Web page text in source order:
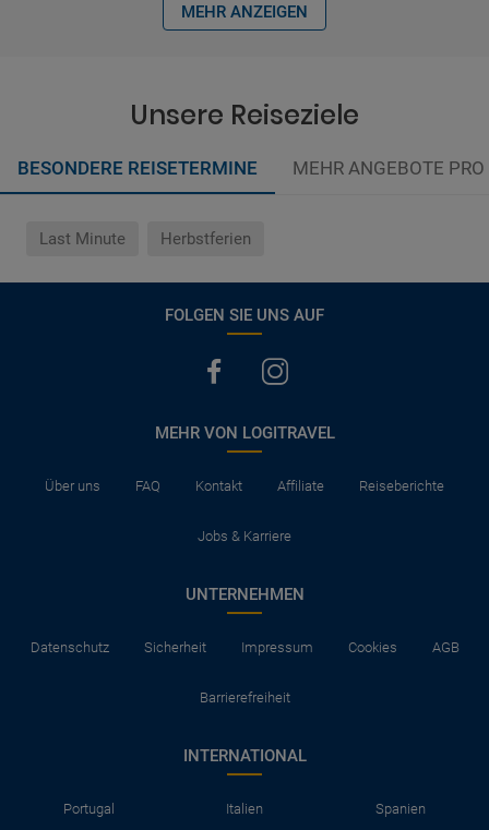
MEHR ANZEIGEN
Unsere Reiseziele
BESONDERE REISETERMINE MEHR ANGEBOTE
Last Minute Herbstferien
FOLGEN SIE UNS AUF
MEHR VON LOGITRAVEL
Über uns FAQ Kontakt Affiliate Reiseberichte
Jobs & Karriere
UNTERNEHMEN
Datenschutz Sicherheit Impressum Cookies AGB
Barrierefreiheit
INTERNATIONAL
Portugal Italien Spanien